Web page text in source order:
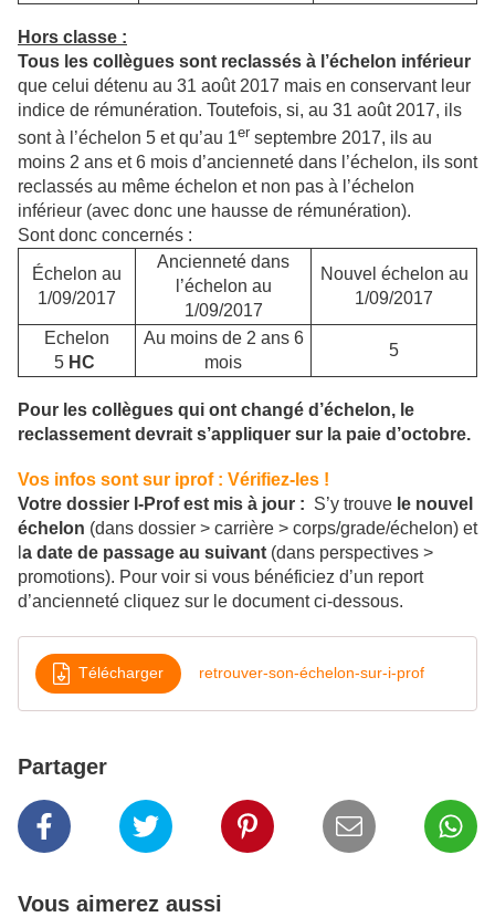
Hors classe :
Tous les collègues sont reclassés à l’échelon inférieur
que celui détenu au 31 août 2017 mais en conservant leur
indice de rémunération. Toutefois, si, au 31 août 2017, ils
sont à l’échelon 5 et qu’au 1er septembre 2017, ils au
moins 2 ans et 6 mois d’ancienneté dans l’échelon, ils sont
reclassés au même échelon et non pas à l’échelon
inférieur (avec donc une hausse de rémunération).
Sont donc concernés :
Échelon au
1/09/2017
Ancienneté dans
l’échelon au
1/09/2017
Nouvel échelon au
1/09/2017
Echelon
5 HC
Au moins de 2 ans 6
mois
5
Pour les collègues qui ont changé d’échelon, le
reclassement devrait s’appliquer sur la paie d’octobre.
Vos infos sont sur iprof : Vérifiez-les !
Votre dossier I-Prof est mis à jour : S’y trouve le nouvel
échelon (dans dossier > carrière > corps/grade/échelon) et
a date de passage au suivant (dans perspectives >
promotions). Pour voir si vous bénéficiez d’un report
d’ancienneté cliquez sur le document ci-dessous.
Télécharger retrouver-son-échelon-sur-i-prof
Partager
Vous aimerez aussi